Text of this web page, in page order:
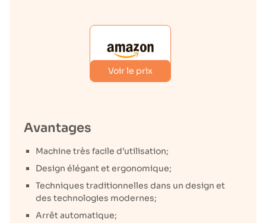
Voir le prix
Avantages
Machine très facile d’utilisation;
Design élégant et ergonomique;
Techniques traditionnelles dans un design et
des technologies modernes;
Arrêt automatique;